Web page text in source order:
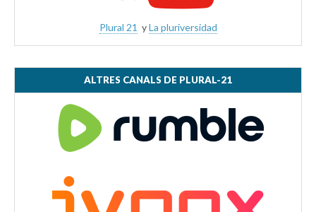
Plural 21 yLa pluriversidad
ALTRES CANALS DE PLURAL-21